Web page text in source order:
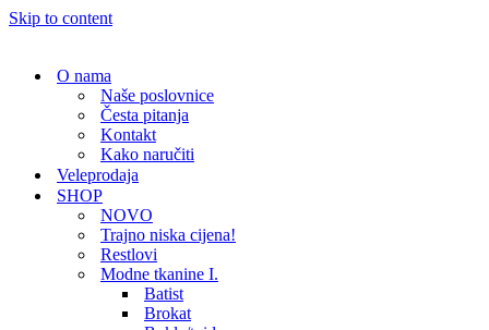
Skip to content
O nama
Naše poslovnice
Česta pitanja
Kontakt
Kako naručiti
Veleprodaja
SHOP
NOVO
Trajno niska cijena!
Restlovi
Modne tkanine I.
Batist
Brokat